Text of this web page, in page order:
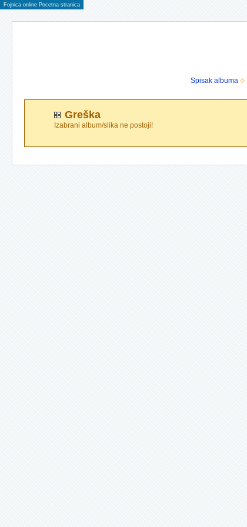
Fojnica online Pocetna stranica
Spisak albuma
Greška
Izabrani album/slika ne postoji!